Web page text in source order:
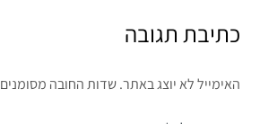
כתיבת תגובה
האימייל לא יוצג באתר. שדות החובה מסומנים